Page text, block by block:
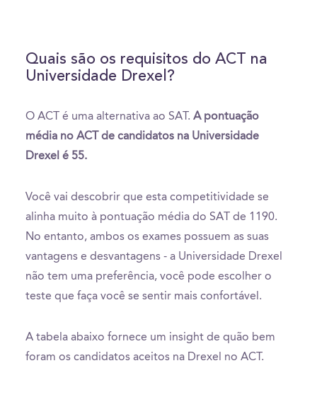
Quais são os requisitos do ACT na
Universidade Drexel?
O ACT é uma alternativa ao SAT. A pontuação
média no ACT de candidatos na Universidade
Drexel é 55.
Você vai descobrir que esta competitividade se
alinha muito à pontuação média do SAT de 1190.
No entanto, ambos os exames possuem as suas
vantagens e desvantagens - a Universidade Drexel
não tem uma preferência, você pode escolher o
teste que faça você se sentir mais confortável.
A tabela abaixo fornece um insight de quão bem
foram os candidatos aceitos na Drexel no ACT.